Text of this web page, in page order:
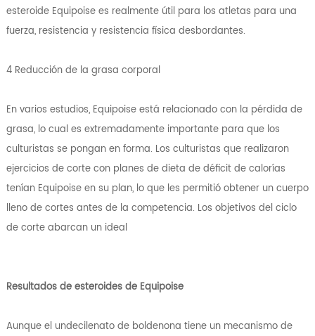
esteroide Equipoise es realmente útil para los atletas para una
fuerza, resistencia y resistencia física desbordantes.
4 Reducción de la grasa corporal
En varios estudios, Equipoise está relacionado con la pérdida de
grasa, lo cual es extremadamente importante para que los
culturistas se pongan en forma. Los culturistas que realizaron
ejercicios de corte con planes de dieta de déficit de calorías
tenían Equipoise en su plan, lo que les permitió obtener un cuerpo
lleno de cortes antes de la competencia. Los objetivos del ciclo
de corte abarcan un ideal
Resultados de esteroides de Equipoise
Aunque el undecilenato de boldenona tiene un mecanismo de